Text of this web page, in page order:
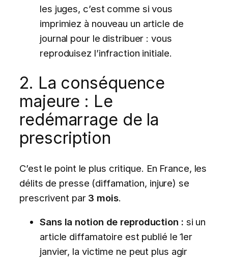
les juges, c’est comme si vous
imprimiez à nouveau un article de
journal pour le distribuer : vous
reproduisez l’infraction initiale.
2. La conséquence
majeure : Le
redémarrage de la
prescription
C’est le point le plus critique. En France, les
délits de presse (diffamation, injure) se
prescrivent par 3 mois.
Sans la notion de reproduction : si un
article diffamatoire est publié le 1er
janvier, la victime ne peut plus agir